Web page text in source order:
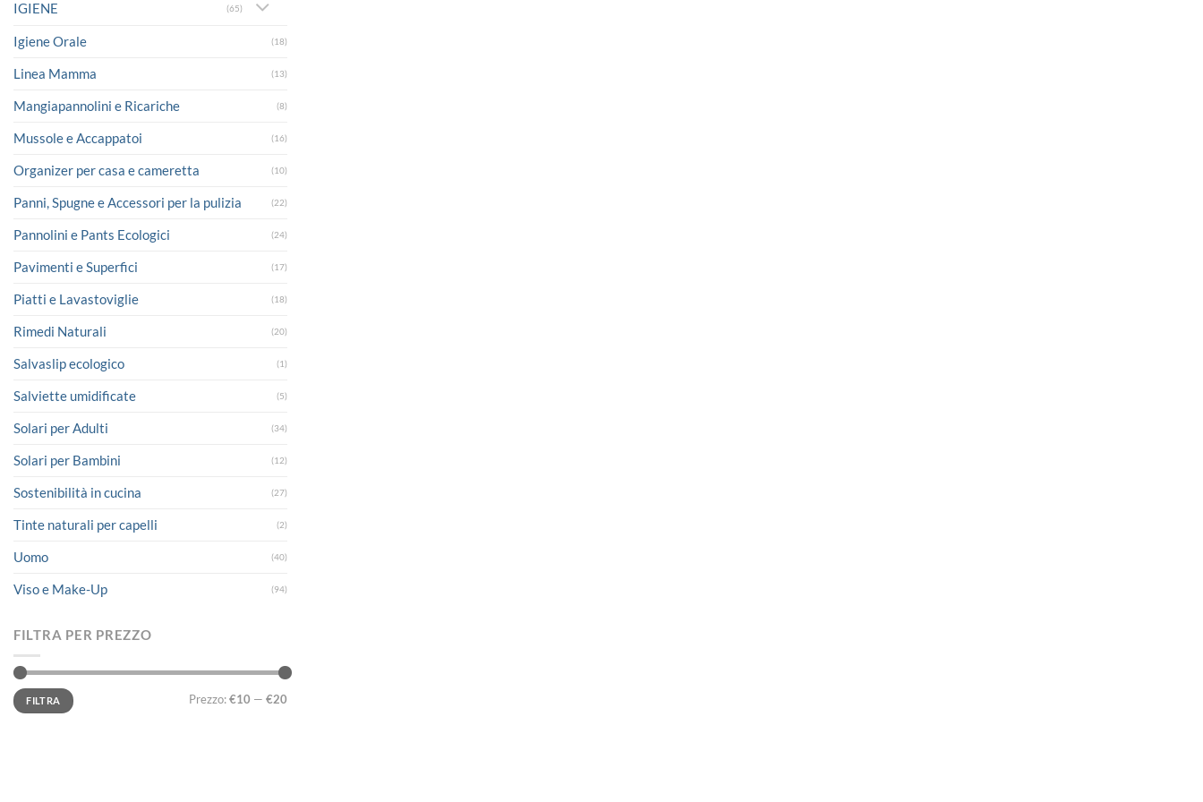
IGIENE (65)
Igiene Orale (18)
Linea Mamma (13)
Mangiapannolini e Ricariche (8)
Mussole e Accappatoi (16)
Organizer per casa e cameretta (10)
Panni, Spugne e Accessori per la pulizia (22)
Pannolini e Pants Ecologici (24)
Pavimenti e Superfici (17)
Piatti e Lavastoviglie (18)
Rimedi Naturali (20)
Salvaslip ecologico (1)
Salviette umidificate (5)
Solari per Adulti (34)
Solari per Bambini (12)
Sostenibilità in cucina (27)
Tinte naturali per capelli (2)
Uomo (40)
Viso e Make-Up (94)
FILTRA PER PREZZO
Prezzo
Min
Prezzo
MaxFILTRA Prezzo:€10 — €20